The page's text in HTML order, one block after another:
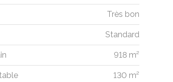
Très bon
Standard
918 m²
130 m²